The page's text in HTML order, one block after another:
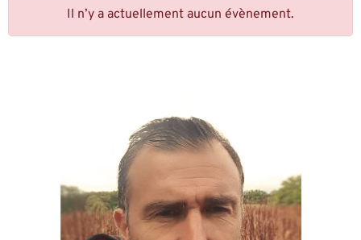
Il n’y a actuellement aucun évènement.